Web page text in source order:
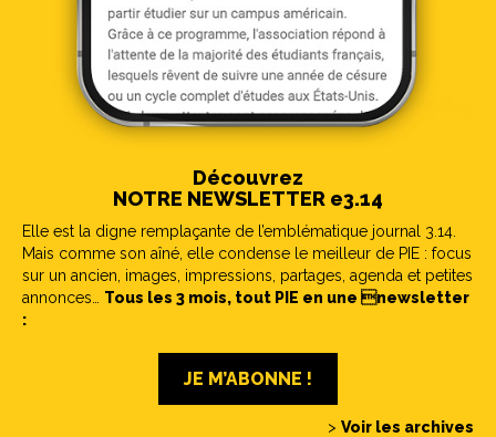
Découvrez
NOTRE NEWSLETTER e3.14
Elle est la digne remplaçante de l’emblématique journal 3.14.
Mais comme son aîné, elle condense le meilleur de PIE : focus
sur un ancien, images, impressions, partages, agenda et petites
annonces… Tous les 3 mois, tout PIE en une newsletter
:
JE M’ABONNE !
> Voir les archives